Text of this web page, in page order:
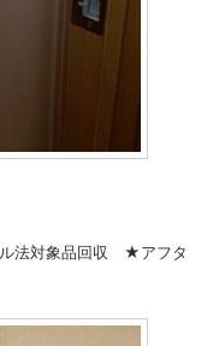
ル法対象品回収 ★アフタ